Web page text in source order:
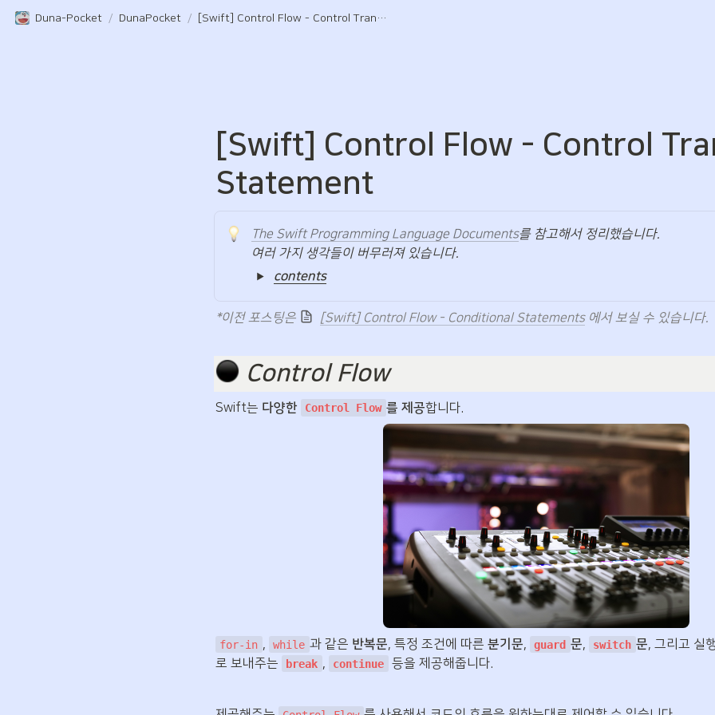
Duna-Pocket / DunaPocket / [Swift] Control Flow - Control Transfer Statement
[Swift] Control Flow - Control
Statement
The Swift Programming Language Documents를 참고해서 정리했습니다.
여러 가지 생각들이 버무러져 있습니다.
contents
*이전 포스팅은 [Swift] Control Flow - Conditional Statements 에서 보실 수 있습니다.
Control Flow
Swift는 다양한 Control Flow 를 제공합니다.
for-in , while 과 같은 반복문, 특정 조건에 따른 분기문, guard 문, switch 문, 그리고 실
로 보내주는
break , continue 등을 제공해줍니다.